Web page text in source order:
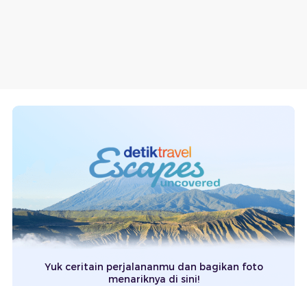
Yuk ceritain perjalananmu dan bagikan foto
menariknya di sini!